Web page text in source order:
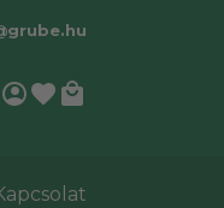
account_circlefavorite local_mall